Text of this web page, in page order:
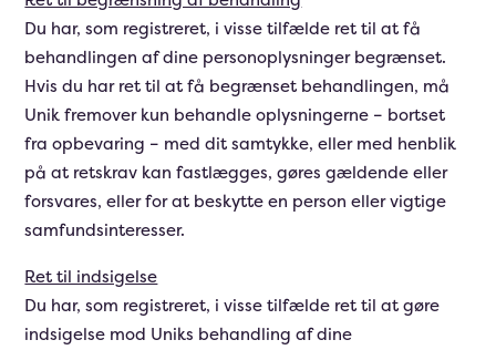
Du har, som registreret, i visse tilfælde ret til at få
behandlingen af dine personoplysninger begrænset.
Hvis du har ret til at få begrænset behandlingen, må
Unik fremover kun behandle oplysningerne – bortset
fra opbevaring – med dit samtykke, eller med henblik
på at retskrav kan fastlægges, gøres gældende eller
forsvares, eller for at beskytte en person eller vigtige
samfundsinteresser.
Ret til indsigelse
Du har, som registreret, i visse tilfælde ret til at gøre
indsigelse mod Uniks behandling af dine